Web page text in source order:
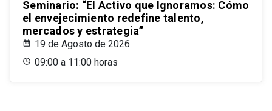
Seminario: “El Activo que Ignoramos: Cómo
el envejecimiento redefine talento,
mercados y estrategia”
19 de Agosto de 2026
09:00 a 11:00 horas